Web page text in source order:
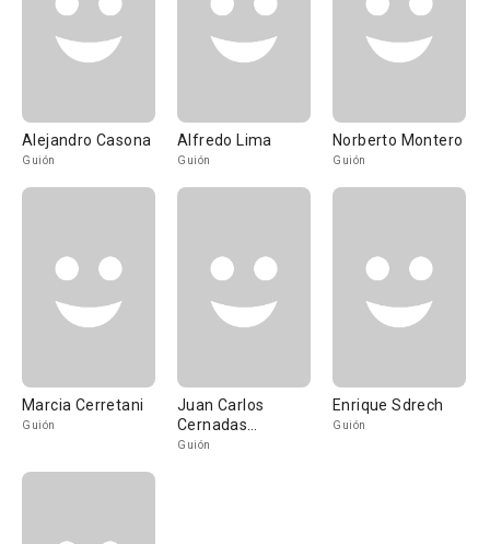
Alejandro Casona
Guión
Alfredo Lima
Guión
Norberto Montero
Guión
Marcia Cerretani
Guión
Juan Carlos
Cernadas
Lamadrid
Guión
Enrique Sdrech
Guión